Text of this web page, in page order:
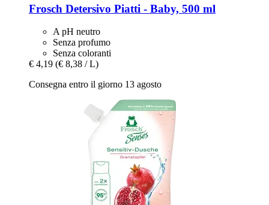
Frosch Detersivo Piatti -​ Baby, 500 ml
A pH neutro
Senza profumo
Senza coloranti
€ 4,19 (€ 8,38 / L)
Consegna entro il giorno 13 agosto